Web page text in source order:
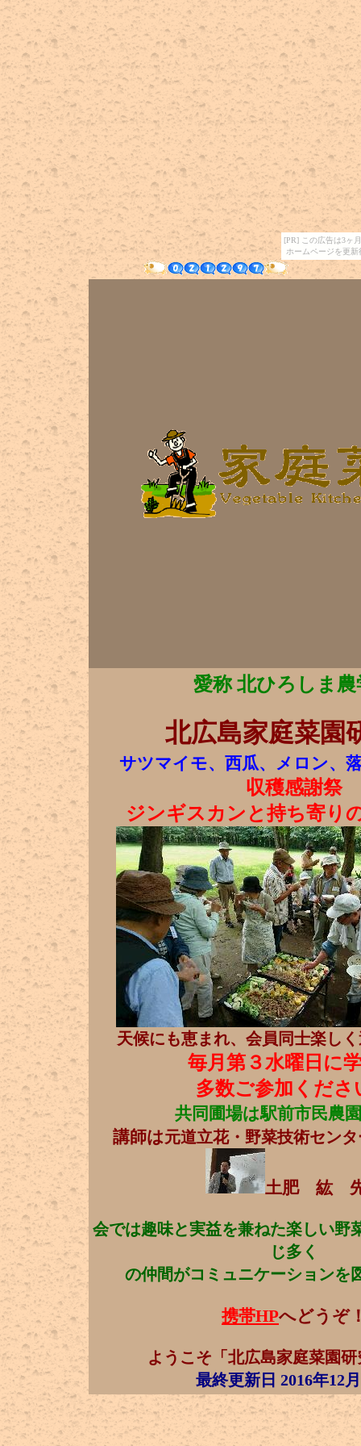
[PR] この広告は3ヶ
ホームページを更
愛称 北ひろしま農
北広島家庭菜園
サツマイモ、西瓜、メロン、
収穫感謝祭
ジンギスカンと持ち寄り
天候にも恵まれ、会員同士楽し
毎月第３水曜日に
多数ご参加くださ
共同圃場は駅前市民農
講師は元道立花・野菜技術センタ
土肥 紘
会では趣味と実益を兼ねた楽しい野
じ多く
の仲間がコミュニケーションを
携帯HPへどうぞ
ようこそ「 北広島家庭菜園研
最終更新日 2016年12